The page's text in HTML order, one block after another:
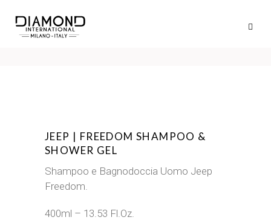
JEEP | FREEDOM SHAMPOO &
SHOWER GEL
Shampoo e Bagnodoccia Uomo Jeep
Freedom.
400ml – 13.53 Fl.Oz.